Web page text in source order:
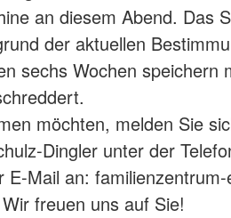
an diesem Abend. Das
der aktuellen
sechs Wochen speichern
möchten, melden Sie
Dingler unter der
E-Mail an:
freuen uns auf Sie!